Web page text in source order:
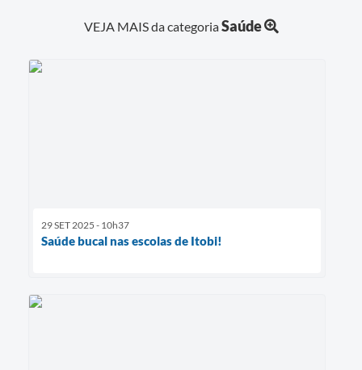
VEJA MAIS da categoriaSaúde
29 SET 2025 - 10h37
Saúde bucal nas escolas de Itobi!